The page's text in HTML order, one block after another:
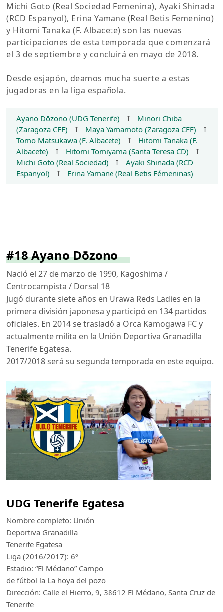
Michi Goto (Real Sociedad Femenina), Ayaki Shinada
(RCD Espanyol), Erina Yamane (Real Betis Femenino)
y Hitomi Tanaka (F. Albacete) son las nuevas
participaciones de esta temporada que comenzará
el 3 de septiembre y concluirá en mayo de 2018.
Desde esjapón, deamos mucha suerte a estas
jugadoras en la liga española.
Ayano Dōzono (UDG Tenerife) I Minori Chiba
(Zaragoza CFF) I Maya Yamamoto (Zaragoza CFF) I
Tomo Matsukawa (F. Albacete) I Hitomi Tanaka (F.
Albacete) I Hitomi Tomiyama (Santa Teresa CD) I
Michi Goto (Real Sociedad) IAyaki Shinada (RCD
Espanyol) I Erina Yamane (Real Betis Fémeninas)
#18 Ayano Dōzono
Nació el 27 de marzo de 1990, Kagoshima /
Centrocampista / Dorsal 18
Jugó durante siete años en Urawa Reds Ladies en la
primera división japonesa y participó en 134 partidos
oficiales. En 2014 se trasladó a Orca Kamogawa FC y
actualmente milita en la Unión Deportiva Granadilla
Tenerife Egatesa.
2017/2018 será su segunda temporada en este equipo.
UDG Tenerife Egatesa
Nombre completo: Unión
Deportiva Granadilla
Tenerife Egatesa
Liga (2016/2017): 6º
Estadio: “El Médano” Campo
de fútbol la La hoya del pozo
Dirección: Calle el Hierro, 9, 38612 El Médano, Santa Cruz de
Tenerife